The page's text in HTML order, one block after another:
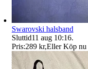
Swarovski halsband
Sluttid11 aug 10:16.
Pris:289 kr,Eller Köp nu